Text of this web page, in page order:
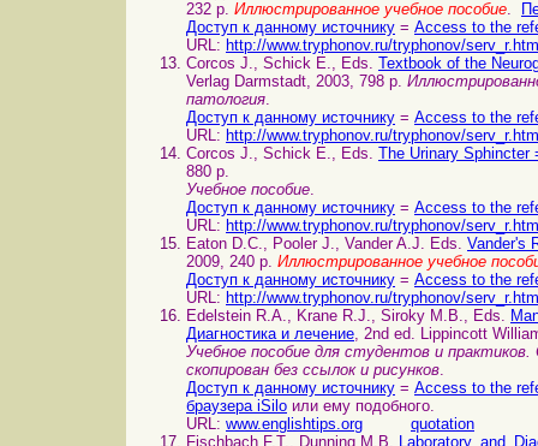
232 p. Иллюстрированное учебное пособие.
Доступ к данному источнику = Access to the
URL: http://www.tryphonov.ru/tryphonov/
Corcos J., Schick E., Eds. Textbook of the
Verlag Darmstadt, 2003, 798 p.
патология.
Доступ к данному источнику = Access to the
URL: http://www.tryphonov.ru/tryphonov/
Corcos J., Schick E., Eds. The Urinary Sphincter
880 p.
Учебное пособие.
Доступ к данному источнику = Access to the
URL: http://www.tryphonov.ru/tryphonov/
Eaton D.C., Pooler J., Vander A.J. Eds. Vander's
2009, 240 p. Иллюстрированное учебное
Доступ к данному источнику = Access to the
URL: http://www.tryphonov.ru/tryphonov/
Edelstein R.A., Krane R.J., Siroky M.B., Eds.
Диагностика и лечение, 2nd ed. Lippincott
Учебное пособие для студентов и
скопирован без ссылок и рисунков.
Доступ к данному источнику = Access to the
браузера iSilo или ему подобного.
URL: www.englishtips.org
quotation
Fischbach F.T., Dunning M.B.